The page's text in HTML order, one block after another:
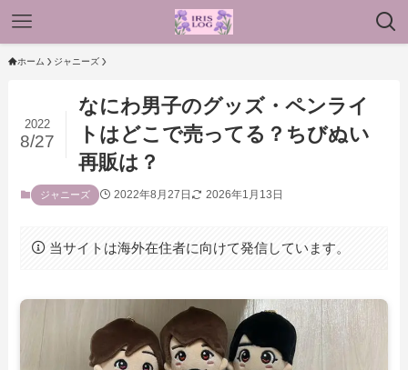
ホーム ジャニーズ
なにわ男子のグッズ・ペンライ
トはどこで売ってる？ちびぬい
再販は？
2022
8/27
ジャニーズ 2022年8月27日 2026年1月13日
当サイトは海外在住者に向けて発信しています。